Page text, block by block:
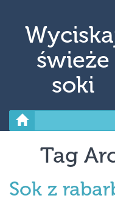
świeże
soki
Tag
Sok z